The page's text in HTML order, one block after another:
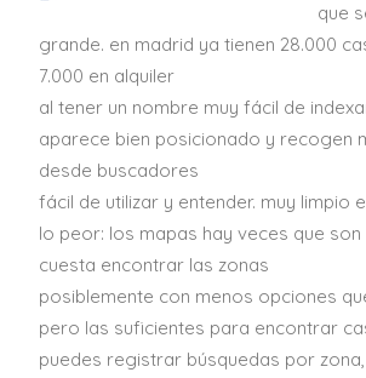
que
grande. en madrid ya tienen 28.000
7.000 en alquiler
al tener un nombre muy fácil de
aparece bien posicionado y recogen
desde buscadores
fácil de utilizar y entender. muy limpio
lo peor: los mapas hay veces que
cuesta encontrar las zonas
posiblemente con menos opciones
pero las suficientes para encontrar
puedes registrar búsquedas por